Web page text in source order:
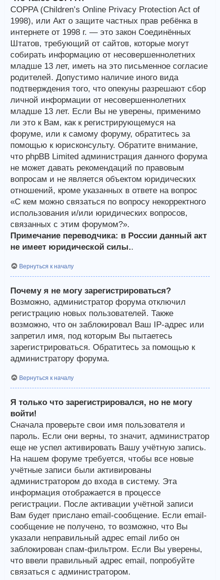
COPPA (Children’s Online Privacy Protection Act of
1998), или Акт о защите частных прав ребёнка в
интернете от 1998 г. — это закон Соединённых
Штатов, требующий от сайтов, которые могут
собирать информацию от несовершеннолетних
младше 13 лет, иметь на это письменное согласие
родителей. Допустимо наличие иного вида
подтверждения того, что опекуны разрешают сбор
личной информации от несовершеннолетних
младше 13 лет. Если Вы не уверены, применимо
ли это к Вам, как к регистрирующемуся на
форуме, или к самому форуму, обратитесь за
помощью к юрисконсульту. Обратите внимание,
что phpBB Limited администрация данного форума
не может давать рекомендаций по правовым
вопросам и не является объектом юридических
отношений, кроме указанных в ответе на вопрос
«С кем можно связаться по вопросу некорректного
использования и/или юридических вопросов,
связанных с этим форумом?».
Примечание переводчика: в России данный акт
не имеет юридической силы..
Вернуться к началу
Почему я не могу зарегистрироваться?
Возможно, администратор форума отключил
регистрацию новых пользователей. Также
возможно, что он заблокировал Ваш IP-адрес или
запретил имя, под которым Вы пытаетесь
зарегистрироваться. Обратитесь за помощью к
администратору форума.
Вернуться к началу
Я только что зарегистрировался, но не могу
войти!
Сначала проверьте свои имя пользователя и
пароль. Если они верны, то значит, администратор
еще не успел активировать Вашу учётную запись.
На нашем форуме требуется, чтобы все новые
учётные записи были активированы
администратором до входа в систему. Эта
информация отображается в процессе
регистрации. После активации учётной записи
Вам будет прислано email-сообщение. Если email-
сообщение не получено, то возможно, что Вы
указали неправильный адрес email либо он
заблокирован спам-фильтром. Если Вы уверены,
что ввели правильный адрес email, попробуйте
связаться с администратором.